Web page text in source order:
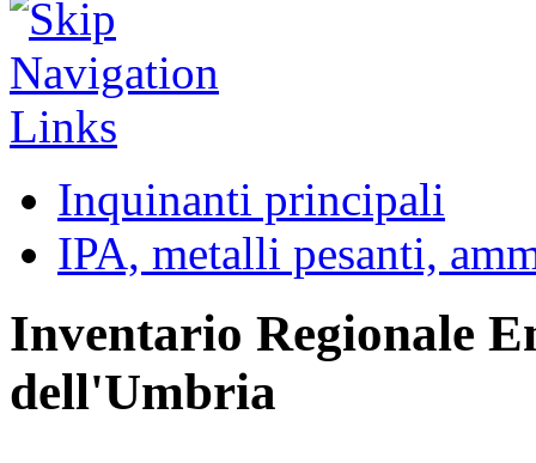
Inquinanti principali
IPA, metalli pesanti,
Inventario Regionale
dell'Umbria